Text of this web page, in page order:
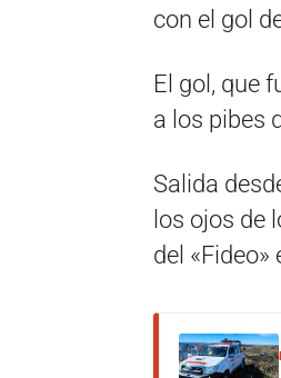
con el gol
El gol, que
a los pibes
Salida
los ojos de
del «Fideo»